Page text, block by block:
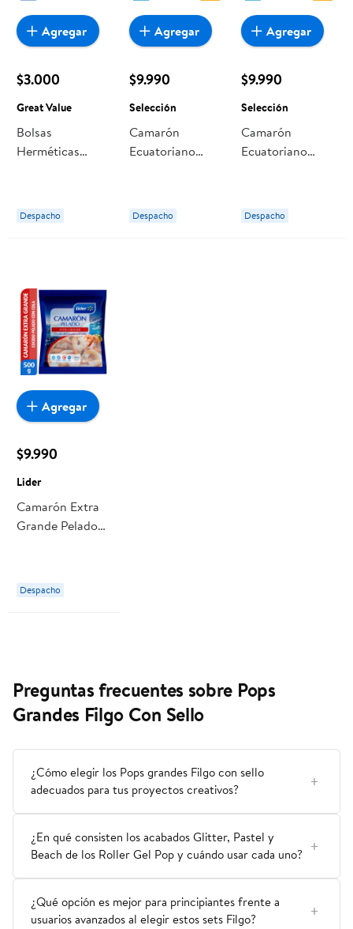
$3.000
Great Value
Bolsas
Herméticas
Cm 17 Un Great
Value
Despacho
Agregar
$9.990
Selección
Camarón
Ecuatoriano
500 g Selección
Despacho
Agregar
$9.990
Selección
Camarón
Ecuatoriano
Selección
Despacho
Agregar
$9.990
Lider
Camarón Extra
Grande Pelado
Cocido 500 g
Lider
Despacho
Agregar
Preguntas frecuentes sobre Pops
Grandes Filgo Con Sello
¿Cómo elegir los Pops grandes Filgo con sello
adecuados para tus proyectos creativos?
¿En qué consisten los acabados Glitter, Pastel y
Beach de los Roller Gel Pop y cuándo usar cada uno?
¿Qué opción es mejor para principiantes frente a
usuarios avanzados al elegir estos sets Filgo?